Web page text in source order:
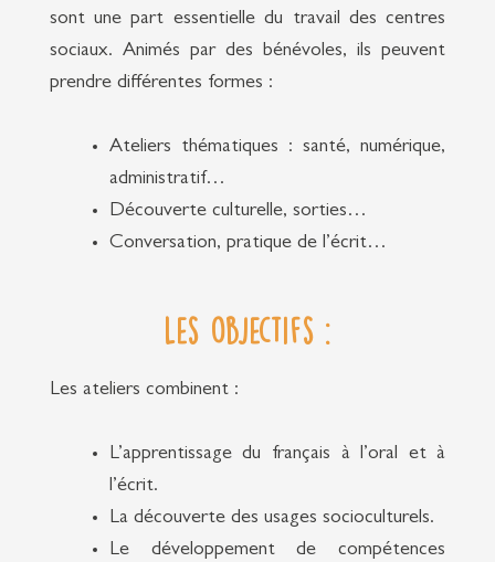
sont une part essentielle du travail des centres
sociaux. Animés par des bénévoles, ils peuvent
prendre différentes formes :
Ateliers thématiques : santé, numérique,
administratif…
Découverte culturelle, sorties…
Conversation, pratique de l’écrit…
Les objectifs :
Les ateliers combinent :
L’apprentissage du français à l’oral et à
l’écrit.
La découverte des usages socioculturels.
Le développement de compétences